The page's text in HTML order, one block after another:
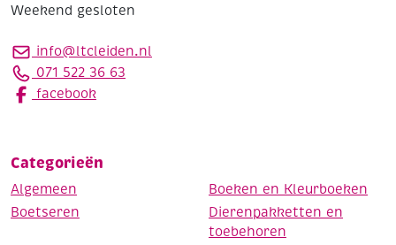
Weekend gesloten
info@ltcleiden.nl
071 522 36 63
facebook
Categorieën
Algemeen
Boeken en Kleurboeken
Boetseren
Dierenpakketten en
toebehoren